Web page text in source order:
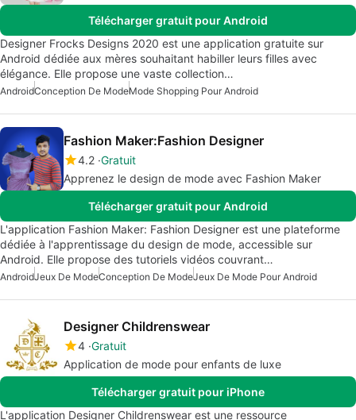
Télécharger gratuit pour Android
Designer Frocks Designs 2020 est une application gratuite sur
Android dédiée aux mères souhaitant habiller leurs filles avec
élégance. Elle propose une vaste collection…
AndroidConception De ModeMode Shopping Pour Android
Fashion Maker:Fashion Designer
4.2 Gratuit
Apprenez le design de mode avec Fashion Maker
Télécharger gratuit pour Android
L'application Fashion Maker: Fashion Designer est une plateforme
dédiée à l'apprentissage du design de mode, accessible sur
Android. Elle propose des tutoriels vidéos couvrant…
AndroidJeux De ModeConception De ModeJeux De Mode Pour Android
Designer Childrenswear
4 Gratuit
Application de mode pour enfants de luxe
Télécharger gratuit pour iPhone
L'application Designer Childrenswear est une ressource